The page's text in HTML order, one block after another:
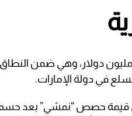
وتبلغ قيمة الصفقة 335.2 مليون دولار،
في دولة الإمارات.
قيمة حصص “نمشي” بعد حسم